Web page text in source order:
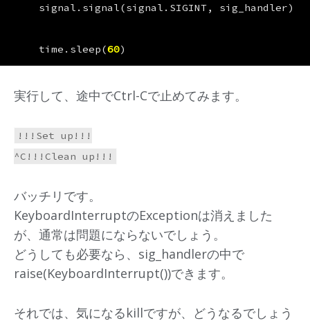
signal . signal(signal . SIGINT, sig_handler)
time . sleep(60)
実行して、途中でCtrl-Cで止めてみます。
!!!Set up!!!
バッチリです。
KeyboardInterruptのExceptionは消えました
が、通常は問題にならないでしょう。
どうしても必要なら、sig_handlerの中で
raise(KeyboardInterrupt())できます。
それでは、気になるkillですが、どうなるでしょう